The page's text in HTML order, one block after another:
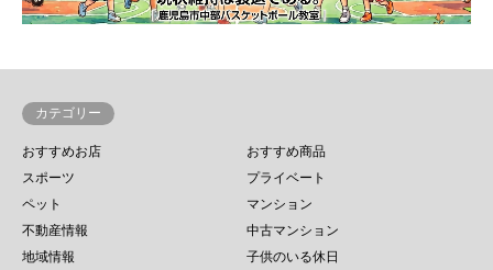
カテゴリー
おすすめお店
おすすめ商品
スポーツ
プライベート
ペット
マンション
不動産情報
中古マンション
地域情報
子供のいる休日